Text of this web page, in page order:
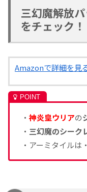
三幻魔解放
をチェック！
Amazonで詳細を見
・ 神炎皇ウリアの
・ 三幻魔のシーク
・アーミタイルは